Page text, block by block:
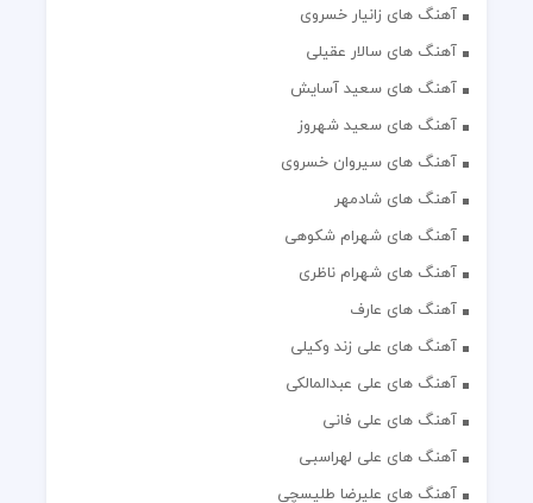
آهنگ های زانیار خسروی
آهنگ های سالار عقیلی
آهنگ های سعید آسایش
آهنگ های سعید شهروز
آهنگ های سیروان خسروی
آهنگ های شادمهر
آهنگ های شهرام شکوهی
آهنگ های شهرام ناظری
آهنگ های عارف
آهنگ های علی زند وکیلی
آهنگ های علی عبدالمالکی
آهنگ های علی فانی
آهنگ های علی لهراسبی
آهنگ های علیرضا طلیسچی